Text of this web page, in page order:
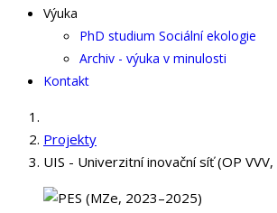
Výuka
PhD studium Sociální ekologie
Archiv - výuka v minulosti
Kontakt
Projekty
UIS - Univerzitní inovační síť (OP